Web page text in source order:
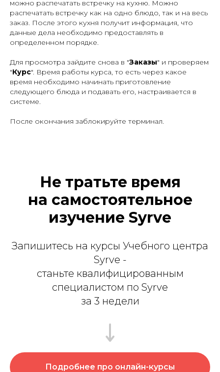
можно распечатать встречку на кухню. Можно
распечатать встречку как на одно блюдо, так и на весь
заказ. После этого кухня получит информация, что
данные дела необходимо предоставлять в
определенном порядке.
Для просмотра зайдите снова в "Заказы" и проверяем
"Курс". Время работы курса, то есть через какое
время необходимо начинать приготовление
следующего блюда и подавать его, настраивается в
системе.
После окончания заблокируйте терминал.
Не тратьте время
на самостоятельное
изучение Syrve
Запишитесь на курсы Учебного центра
Syrve -
станьте квалифицированным
специалистом по Syrve
за 3 недели
Подробнее про онлайн-курсы